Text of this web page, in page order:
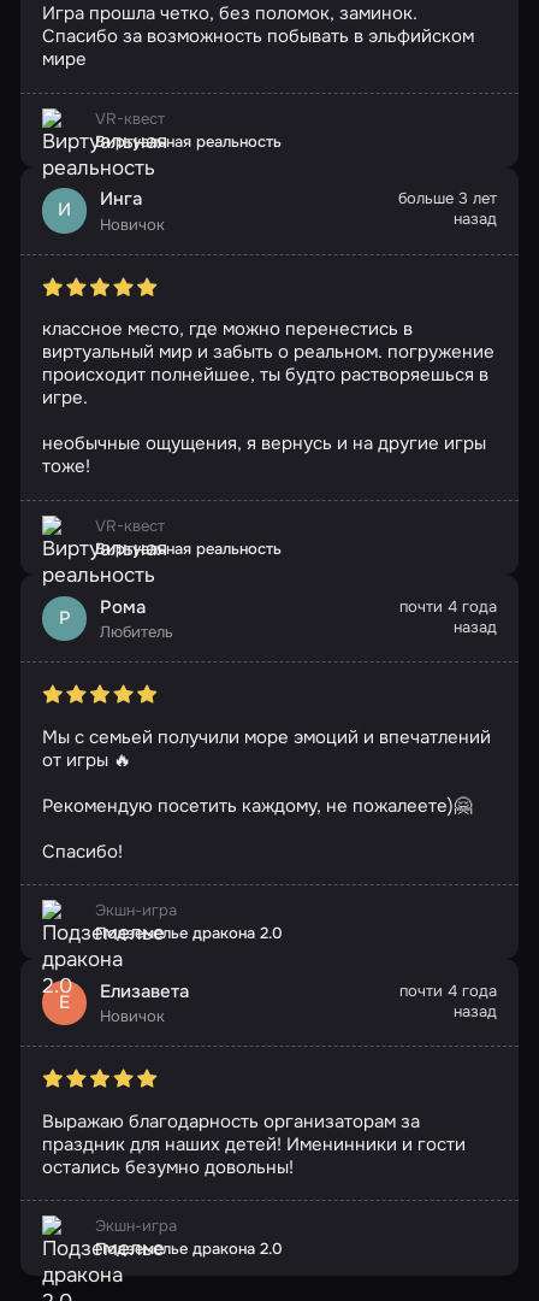
Игра прошла четко, без поломок, заминок.
Спасибо за возможность побывать в эльфийском
мире
VR-квест
Виртуальная реальность
И Инга
Новичок
больше 3 лет
назад
классное место, где можно перенестись в
виртуальный мир и забыть о реальном. погружение
происходит полнейшее, ты будто растворяешься в
игре.
необычные ощущения, я вернусь и на другие игры
тоже!
VR-квест
Виртуальная реальность
Р Рома
Любитель
почти 4 года
назад
Мы с семьей получили море эмоций и впечатлений
от игры 🔥
Рекомендую посетить каждому, не пожалеете)🤗
Спасибо!
Экшн-игра
Подземелье дракона 2.0
Е Елизавета
Новичок
почти 4 года
назад
Выражаю благодарность организаторам за
праздник для наших детей! Именинники и гости
остались безумно довольны!
Экшн-игра
Подземелье дракона 2.0